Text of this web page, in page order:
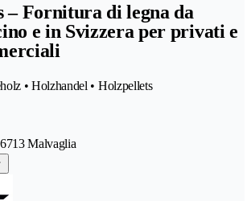
– Fornitura di legna da
e in Svizzera per privati e
• Holzhandel • Holzpellets
6713 Malvaglia